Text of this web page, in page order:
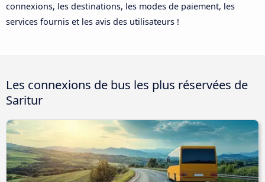
connexions, les destinations, les modes de paiement, les
services fournis et les avis des utilisateurs !
Les connexions de bus les plus réservées de
Saritur